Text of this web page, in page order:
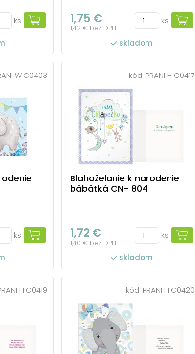
ks 1,75 €
1,42 € bez DPH
ks
skladom
W C0403
ks
kód: PRANI H C0417
Blahoželanie k narodenie
bábätká CN- 804
1,72 €
1,40 € bez DPH
ks
skladom
H C0419 kód: PRANI H C0420